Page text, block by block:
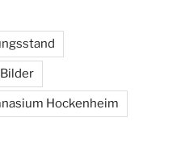
Bilder
Hockenheim